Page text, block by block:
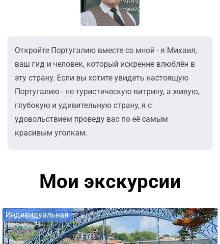
Откройте Португалию вместе со мной - я Михаил,
ваш гид и человек, который искренне влюблён в
эту страну. Если вы хотите увидеть настоящую
Португалию - не туристическую витрину, а живую,
глубокую и удивительную страну, я с
удовольствием проведу вас по её самым
красивым уголкам.
Мои экскурсии
Индивидуальная